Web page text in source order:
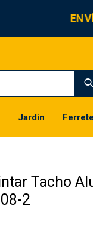
Jardín
Tacho
2